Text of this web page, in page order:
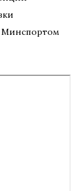
Минспортом